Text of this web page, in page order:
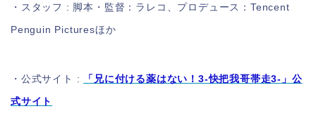
・スタッフ : 脚本・監督：ラレコ、プロデュース：Tencent
Penguin Picturesほか
・公式サイト :
「兄に付ける薬はない！3‐快把我哥帯走3‐」公
式サイト